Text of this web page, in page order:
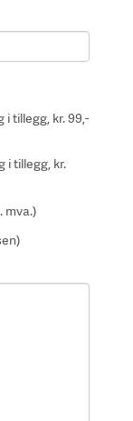
i tillegg, kr. 99,-
i tillegg, kr.
mva.)